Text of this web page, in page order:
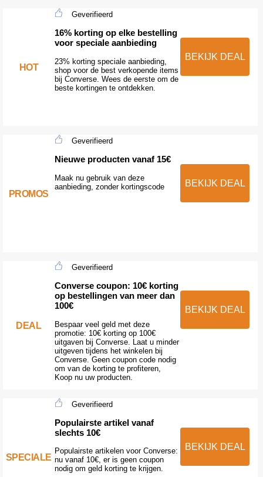
HOT
Geverifieerd
16% korting op elke bestelling
voor speciale aanbieding
23% korting speciale aanbieding,
shop voor de best verkopende items
bij Converse. Wees de eerste om de
beste kortingen te ontdekken.
BEKIJK DEAL
PROMOS
Geverifieerd
Nieuwe producten vanaf 15€
Maak nu gebruik van deze
aanbieding, zonder kortingscode
BEKIJK DEAL
DEAL
Geverifieerd
Converse coupon: 10€ korting
op bestellingen van meer dan
100€
Bespaar veel geld met deze
promotie: 10€ korting op 100€
uitgaven bij Converse. Laat u minder
uitgeven tijdens het winkelen bij
Converse. Geen coupon code nodig
om van de korting te profiteren,
Koop nu uw producten.
BEKIJK DEAL
SPECIALE
Geverifieerd
Populairste artikel vanaf
slechts 10€
Populairste artikelen voor Converse:
nu vanaf 10€, er is geen coupon
nodig om geld korting te krijgen.
BEKIJK DEAL